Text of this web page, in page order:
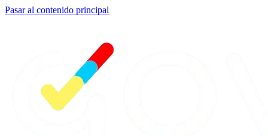
Pasar al contenido principal